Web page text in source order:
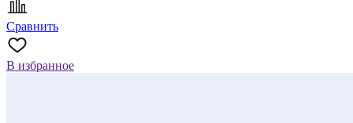
Сравнить
В избранное